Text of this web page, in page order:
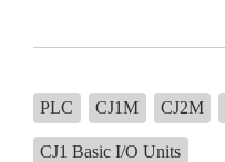
PLC CJ1M CJ2M
CJ1 Basic I/O Units